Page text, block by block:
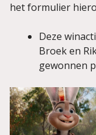
het formulier
Deze
Broek en
gewonnen